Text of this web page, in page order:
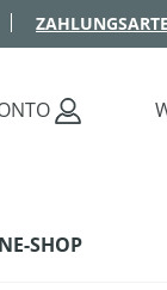
SHOP